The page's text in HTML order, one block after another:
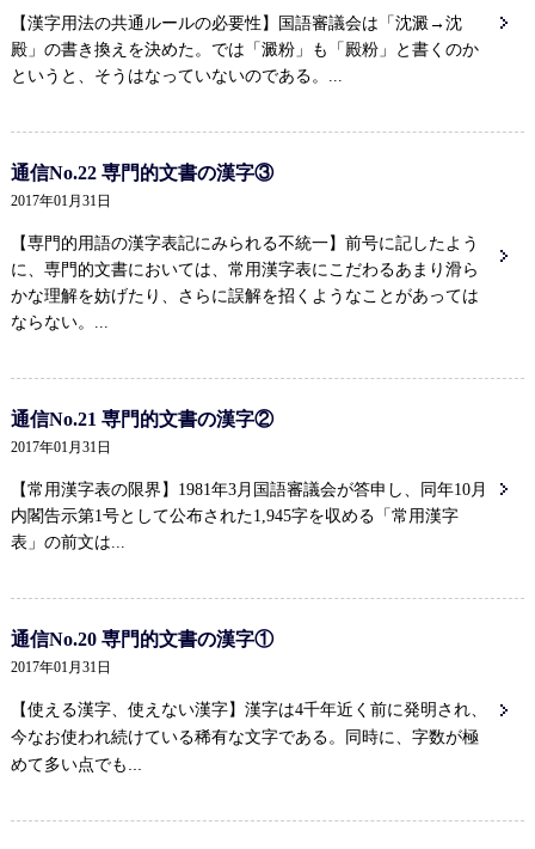
【漢字用法の共通ルールの必要性】国語審議会は「沈澱→沈
殿」の書き換えを決めた。では「澱粉」も「殿粉」と書くのか
というと、そうはなっていないのである。...
通信No.22 専門的文書の漢字③
2017年01月31日
【専門的用語の漢字表記にみられる不統一】前号に記したよう
に、専門的文書においては、常用漢字表にこだわるあまり滑ら
かな理解を妨げたり、さらに誤解を招くようなことがあっては
ならない。...
通信No.21 専門的文書の漢字②
2017年01月31日
【常用漢字表の限界】1981年3月国語審議会が答申し、同年10月
内閣告示第1号として公布された1,945字を収める「常用漢字
表」の前文は...
通信No.20 専門的文書の漢字①
2017年01月31日
【使える漢字、使えない漢字】漢字は4千年近く前に発明され、
今なお使われ続けている稀有な文字である。 同時に、字数が極
めて多い点でも...